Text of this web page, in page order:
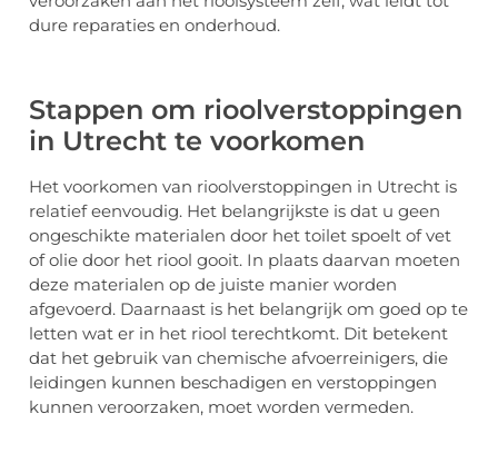
dure reparaties en onderhoud.
Stappen om rioolverstoppingen
in Utrecht te voorkomen
Het voorkomen van rioolverstoppingen in Utrecht is
relatief eenvoudig. Het belangrijkste is dat u geen
ongeschikte materialen door het toilet spoelt of vet
of olie door het riool gooit. In plaats daarvan moeten
deze materialen op de juiste manier worden
afgevoerd. Daarnaast is het belangrijk om goed op te
letten wat er in het riool terechtkomt. Dit betekent
dat het gebruik van chemische afvoerreinigers, die
leidingen kunnen beschadigen en verstoppingen
kunnen veroorzaken, moet worden vermeden.